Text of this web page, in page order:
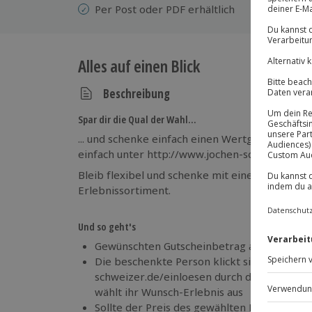
Per Post oder PDF erhältlich
Alles auf einen Blick
Beschreibung
Spar dir die Qual der Wahl…
... und schenke einfach einen Wertgutschein!
einfach unter http://www.jochen-
Bleib flexibel und schenke mit einem
Erlebnissortiment.
Und so geht's
Gewünschten Gutscheinbetrag auswählen
Die beschenkte Person klickt sich auf
schweizer.de/einloesen durch die
wählt ihr Wunsch-Erlebnis aus
Sollte der Preis des gewählten